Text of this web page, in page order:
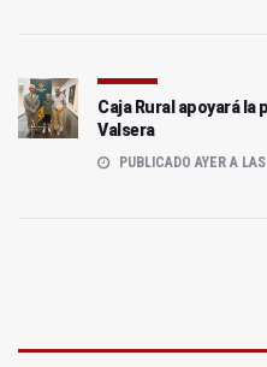
Caja Rural apoyará
Valsera
PUBLICADO AYER A